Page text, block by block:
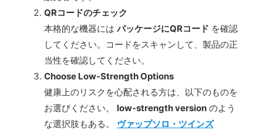
QRコードのチェック
本格的な機器には パッケージにQRコード を確認
してください。コードをスキャンして、製品の正
当性を確認してください。
Choose Low-Strength Options
健康上のリスクを心配される方は、以下のものを
お選びください。 low-strength version のよう
な選択肢もある。 ヴァップソロ・ツインズ